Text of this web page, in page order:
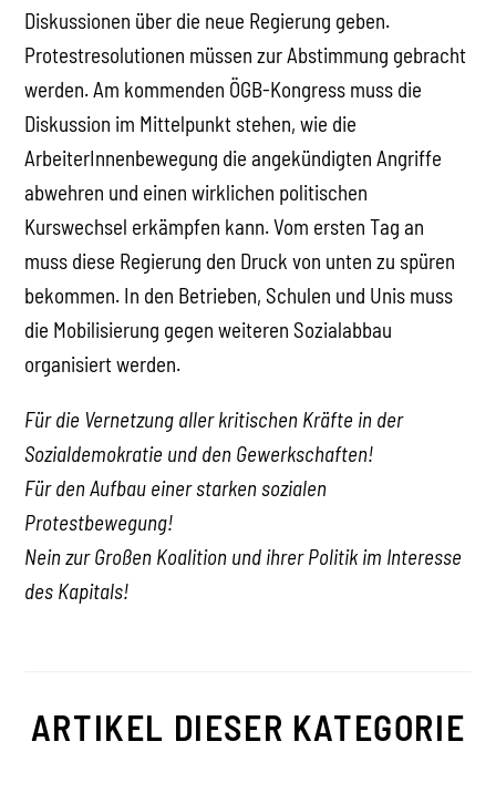
Diskussionen über die neue Regierung geben.
Protestresolutionen müssen zur Abstimmung gebracht
werden. Am kommenden ÖGB-Kongress muss die
Diskussion im Mittelpunkt stehen, wie die
ArbeiterInnenbewegung die angekündigten Angriffe
abwehren und einen wirklichen politischen
Kurswechsel erkämpfen kann. Vom ersten Tag an
muss diese Regierung den Druck von unten zu spüren
bekommen. In den Betrieben, Schulen und Unis muss
die Mobilisierung gegen weiteren Sozialabbau
organisiert werden.
Für die Vernetzung aller kritischen Kräfte in der
Sozialdemokratie und den Gewerkschaften!
Für den Aufbau einer starken sozialen
Protestbewegung!
Nein zur Großen Koalition und ihrer Politik im Interesse
des Kapitals!
ARTIKEL DIESER KATEGORIE